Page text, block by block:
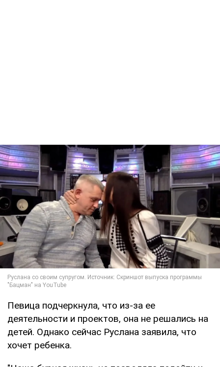
Певица подчеркнула, что из-за ее
деятельности и проектов, она не решались на
детей. Однако сейчас Руслана заявила, что
хочет ребенка.